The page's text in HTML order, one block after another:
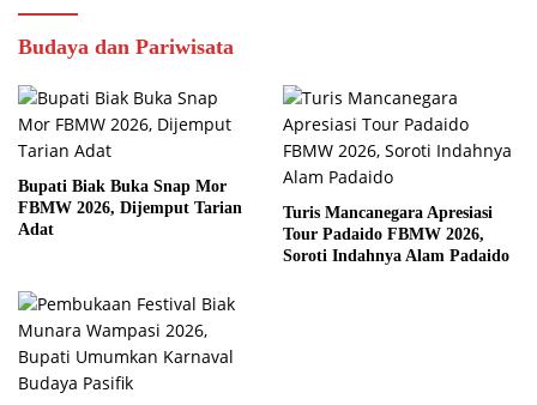
Budaya dan Pariwisata
Bupati Biak Buka Snap Mor
FBMW 2026, Dijemput Tarian
Adat
Turis Mancanegara Apresiasi
Tour Padaido FBMW 2026,
Soroti Indahnya Alam Padaido